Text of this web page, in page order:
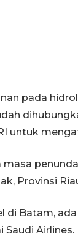
pada
untuk
Provinsi
di Batam,